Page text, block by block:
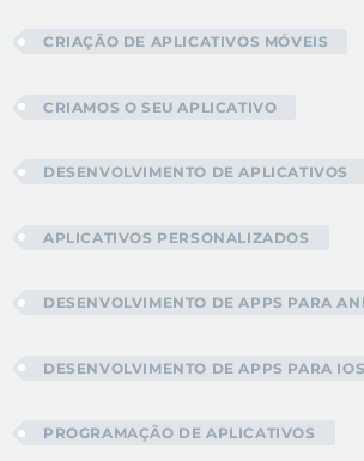
CRIAÇÃO DE APLICATIVOS MÓVEIS
CRIAMOS O SEU APLICATIVO
DESENVOLVIMENTO DE APLICATIVOS
APLICATIVOS PERSONALIZADOS
DESENVOLVIMENTO DE APPS PARA
DESENVOLVIMENTO DE APPS PARA IOS
PROGRAMAÇÃO DE APLICATIVOS